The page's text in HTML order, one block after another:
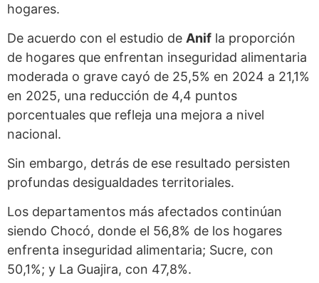
hogares.
De acuerdo con el estudio de Anif la proporción
de hogares que enfrentan inseguridad alimentaria
moderada o grave cayó de 25,5% en 2024 a 21,1%
en 2025, una reducción de 4,4 puntos
porcentuales que refleja una mejora a nivel
nacional.
Sin embargo, detrás de ese resultado persisten
profundas desigualdades territoriales.
Los departamentos más afectados continúan
siendo Chocó, donde el 56,8% de los hogares
enfrenta inseguridad alimentaria; Sucre, con
50,1%; y La Guajira, con 47,8%.